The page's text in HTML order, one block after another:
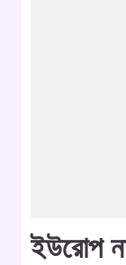
ইউরোপ